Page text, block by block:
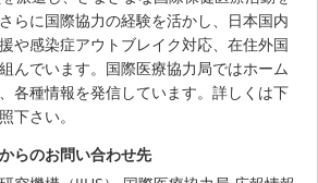
らに国際協力の経験を活かし、日本国内
や感染症アウトブレイク対応、在住外国
んでいます。国際医療協力局ではホーム
各種情報を発信しています。詳しくは下
下さい。
らのお問い合わせ先